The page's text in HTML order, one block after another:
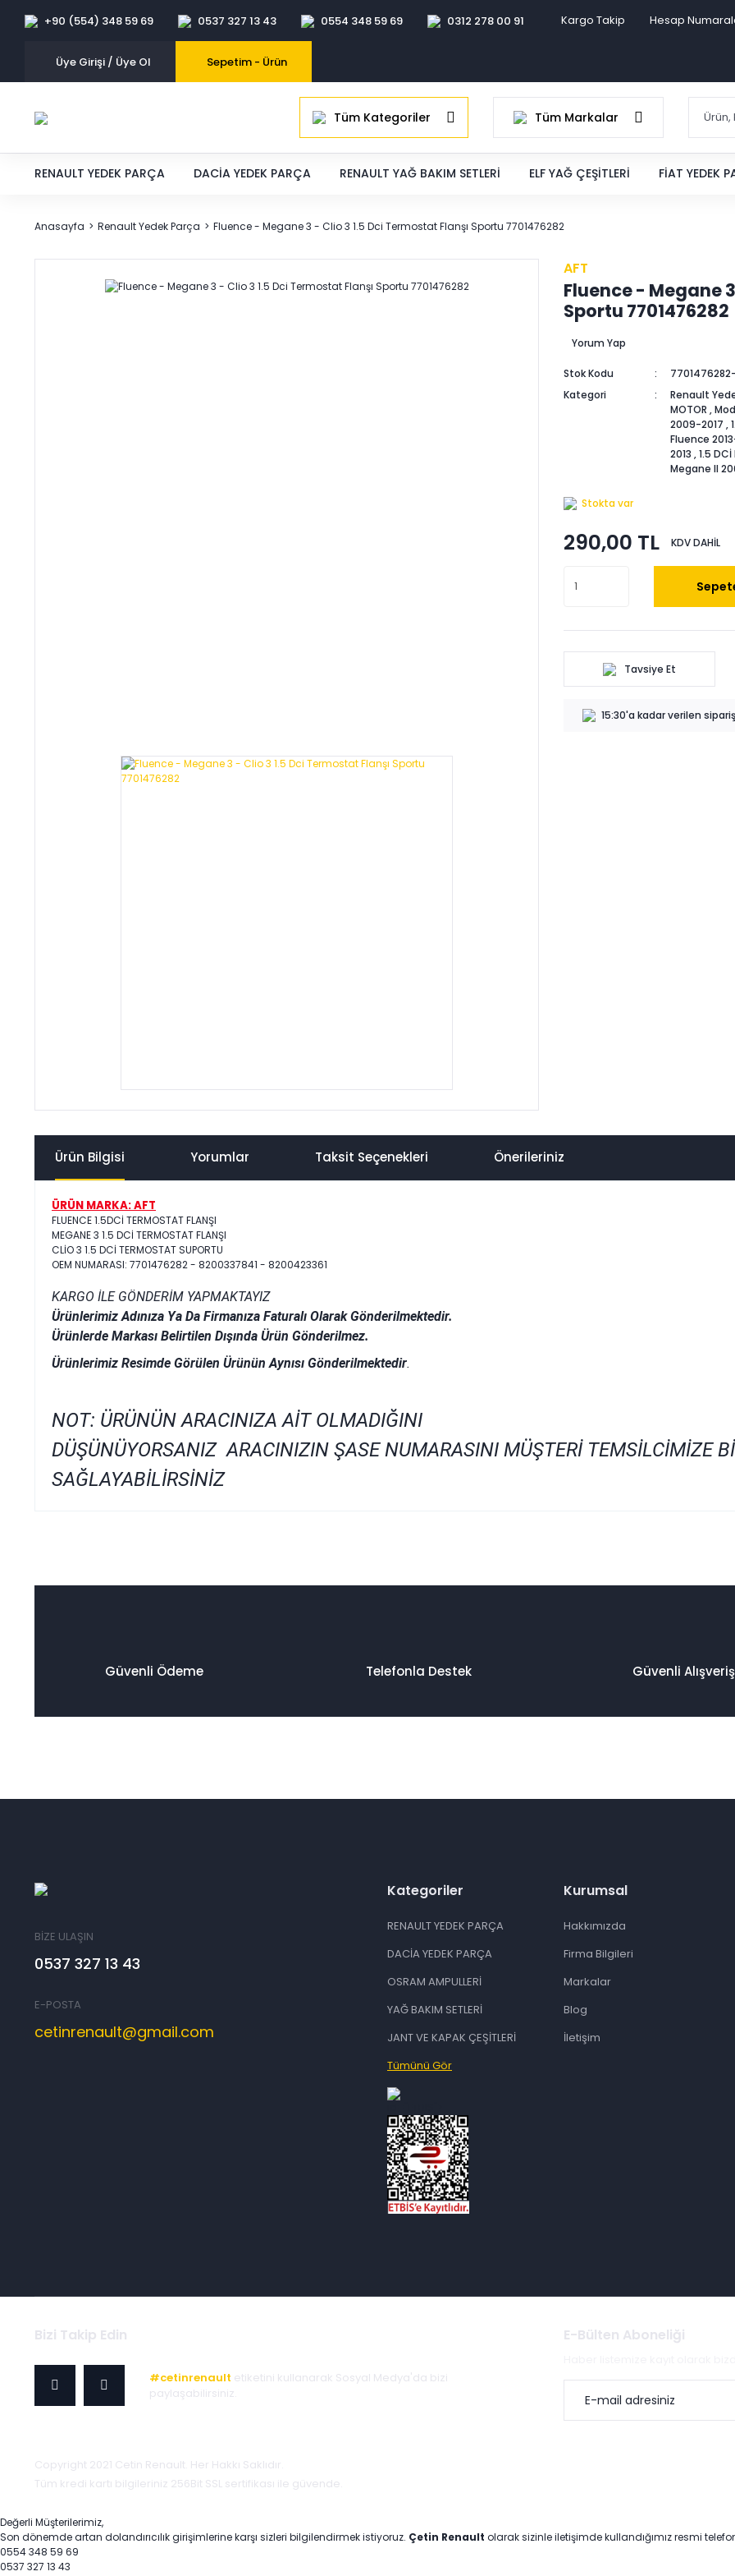
+90 (554) 348 59 69 0537 327 13 43 0554 348 59 69 0312 278 00 91 Kargo Takip Hesap
Üye Girişi / Üye Ol Sepetim - Ürün
Tüm Kategoriler Tüm Markalar
RENAULT YEDEK PARÇA DACIA YEDEK PARÇA RENAULT YAĞ BAKIM SETLERI ELF YAĞ ÇEŞITLERI FIAT YEDEK
Anasayfa Renault Yedek Parça Fluence - Megane 3 - Clio 3 1.5 Dci Termostat Flanşı Sportu 7701476282
AFT
Fluence - Megane
Sportu 7701476282
Yorum Yap
Stok Kodu
Kategori
Renault
MOTOR ,
2009-2017 ,
Fluence
2013 ,1.5 DCİ
Megane II
Stokta var
290,00 TL KDV DAHİL
Tavsiye Et
15:30'a kadar verilen
Ürün Bilgisi Yorumlar Taksit Seçenekleri Önerileriniz
ÜRÜN MARKA: AFT
FLUENCE 1.5DCİ TERMOSTAT FLANŞI
MEGANE 3 1.5 DCİ TERMOSTAT FLANŞI
CLİO 3 1.5 DCİ TERMOSTAT SUPORTU
OEM NUMARASI: 7701476282 - 8200337841 - 8200423361
KARGO İLE GÖNDERİM YAPMAKTAYIZ
Ürünlerimiz Adınıza Ya Da Firmanıza Faturalı Olarak Gönderilmektedir.
Ürünlerde Markası Belirtilen Dışında Ürün Gönderilmez.
Ürünlerimiz Resimde Görülen Ürünün Aynısı Gönderilmektedir.
NOT: ÜRÜNÜN ARACINIZA AİT OLMADIĞINI
DÜŞÜNÜYORSANIZ ARACINIZIN ŞASE NUMARASINI MÜŞTERİ TEMSİLCİMİZE
SAĞLAYABİLİRSİNİZ
Ürün fiyatı diğer sitelerden daha pahalı.
Güvenli Ödeme Telefonla Destek Güvenli Alışveriş
BİZE ULAŞIN
0537 327 13 43
E-POSTA
cetinrenault@gmail.com
Kategoriler
RENAULT YEDEK PARÇA
DACİA YEDEK PARÇA
OSRAM AMPULLERİ
YAĞ BAKIM SETLERİ
JANT VE KAPAK ÇEŞİTLERİ
Tümünü Gör
Kurumsal
Hakkımızda
Firma Bilgileri
Markalar
Blog
İletişim
Bizi Takip Edin
#cetinrenault etiketini kullanarak Sosyal Medya'da bizi
paylaşabilirsiniz.
E-Bülten Aboneliği
Copyright 2021 Cetin Renault. Her Hakkı Saklıdır.
Tüm kredi kartı bilgileriniz 256Bit SSL sertifikası ile güvende.
Değerli Müşterilerimiz,
Son dönemde artan dolandırıcılık girişimlerine karşı sizleri bilgilendirmek istiyoruz. Çetin Renault olarak sizinle iletişimde kullandığımız resmi
0554 348 59 69
0537 327 13 43